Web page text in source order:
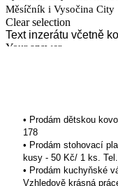
• Prodám dětskou
178
• Prodám stohovací
kusy - 50 Kč/ 1 ks.
• Prodám kuchyňské
Vzhledově krásná